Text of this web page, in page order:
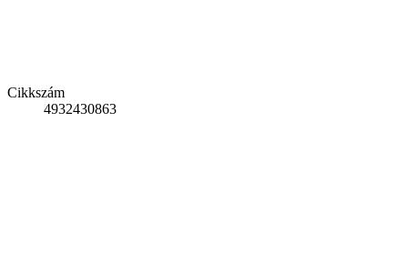
Cikkszám
4932430863